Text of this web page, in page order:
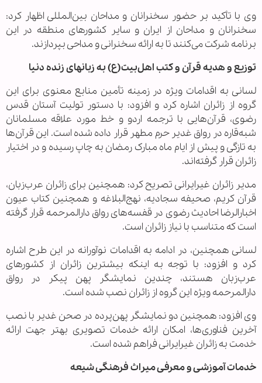
وی با تأکید بر حضور سخنرانان و مداحان بین‌المللی اظهار کرد:
سخنرانان و مداحان از ایران و سایر کشورهای منطقه در این
برنامه شرکت می‌کنند تا به ارائه سخنرانی و مداحی بپردازند.
توزیع و هدیه قرآن و کتب اهل‌بیت(ع) به زبانهای زنده دنیا
لسانی به اقدامات ویژه در زمینه تأمین منابع معنوی برای این
گروه از زائران اشاره کرد و افزود: با دستور تولیت آستان قدس
رضوی، قرآن‌هایی با ترجمه اردو و خط مورد علاقه مسلمانان
شبه‌قاره در رواق غدیر حرم مطهر قرار داده شده است. این قرآن‌ها
به تازگی و پیش از ایام ماه مبارک رمضان به چاپ رسیده‌ و در اختیار
زائران قرار گرفته‌اند.
مدیر زائران غیرایرانی تصریح کرد: همچنین برای زائران عرب‌زبان،
قرآن‌ کریم، صحیفه سجادیه، نهج‌البلاغه و همچنین کتاب عیون
اخبارالرضا احادیث رضوی در قفسه‌های رواق دارالمرحمه قرار گرفته
است که متناسب با نیاز زائران است.
لسانی همچنین، در ادامه به اقدامات نوآورانه در این طرح اشاره
کرد و افزود: با توجه به اینکه بیشترین زائران از کشورهای
عرب‌زبان هستند، چندین نمایشگر پهن پیکر در رواق
دارالمرحمه ویژه این گروه از زائران نصب شده است.
وی افزود: همچنین دو نمایشگر پهن‌پرده در صحن غدیر با نصب
آخرین فناوری‌ها، امکان ارائه خدمات تصویری بهتر جهت ارائه
خدمت به زائران غیرایرانی فراهم شده است.
خدمات آموزشی و معرفی میراث فرهنگی شیعه